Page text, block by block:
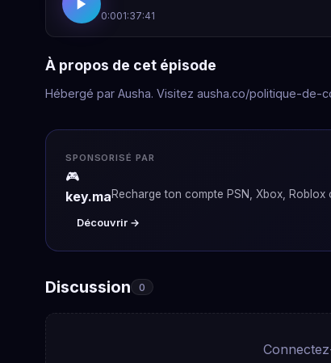
0:001:37:41
À propos de cet épisode
Hébergé par Ausha. Visitez ausha.co/politique-de-
SPONSORISÉ PAR
🎮
key.maRecharge ton compte PSN, Xbox,
Découvrir →
Discussion 0